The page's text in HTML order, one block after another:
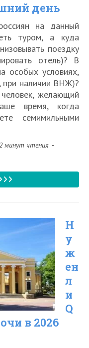
день
на данный
туром, а куда
поездку
отель)? В
особых условиях,
при наличии ВНЖ)?
желающий
время, когда
семимильными
минут чтения
Н
у
ж
ен
л
и
Q
в 2026